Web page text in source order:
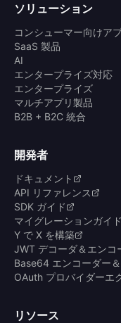
ソリューション
コンシューマー向けア
SaaS 製品
AI
エンタープライズ対応
エンタープライズ
マルチアプリ製品
B2B + B2C 統合
開発者
ドキュメント
API リファレンス
SDK ガイド
マイグレーションガイド
Y で X を構築
JWT デコーダ＆エンコ
Base64 エンコーダー
OAuth プロバイダーエ
リソース